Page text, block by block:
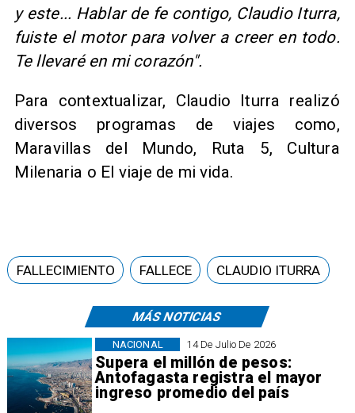
y este... Hablar de fe contigo, Claudio Iturra,
fuiste el motor para volver a creer en todo.
Te llevaré en mi corazón".
Para contextualizar, Claudio Iturra realizó
diversos programas de viajes como,
Maravillas del Mundo, Ruta 5, Cultura
Milenaria o El viaje de mi vida.
MÁS NOTICIAS
14 De Julio De 2026
Supera el millón de pesos:
Antofagasta registra el mayor
ingreso promedio del país
NACIONAL
FALLECIMIENTO FALLECE CLAUDIO ITURRA